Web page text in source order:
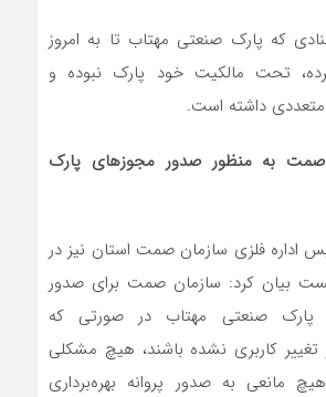
که پارک صنعتی مهتاب تا به امروز
تحت مالکیت خود پارک نبوده و
داشته است.
به منظور صدور مجوزهای پارک
اداره فلزی سازمان صمت استان نیز در
بیان کرد: سازمان صمت برای صدور
پارک صنعتی مهتاب در صورتی که
کاربری نشده باشند، هیچ مشکلی
مانعی به صدور پروانه بهره‌برداری